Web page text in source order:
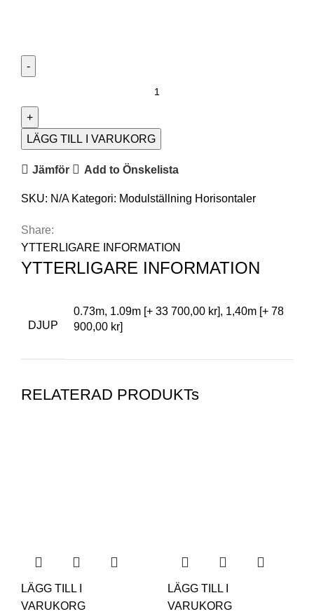
LÄGG TILL I VARUKORG
Jämför Add to Önskelista
SKU: N/A Kategori: Modulställning Horisontaler
Share:
YTTERLIGARE INFORMATION
YTTERLIGARE INFORMATION
DJUP
0.73m, 1.09m [+ 33 700,00 kr], 1,40m [+ 78
900,00 kr]
RELATERAD PRODUKTs
LÄGG TILL I
VARUKORG
LÄGG TILL I
VARUKORG